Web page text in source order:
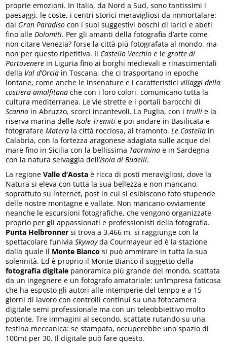
proprie emozioni. In Italia, da Nord a Sud, sono tantissimi i
paesaggi, le coste, i centri storici meravigliosi da immortalare:
dal Gran Paradiso con i suoi suggestivi boschi di larici e abeti
fino alle Dolomiti. Per gli amanti della fotografia d’arte come
non citare Venezia? forse la città più fotografata al mondo, ma
non per questo ripetitiva. Il Castello Vecchio e legrotte di
Portovenere in Liguria fino ai borghi medievali e rinascimentali
della Val d’Orcia in Toscana, che ci trasportano in epoche
lontane, come anche le insenature e i caratteristicivillaggi della
costiera amalfitana che con i loro colori, comunicano tutta la
cultura mediterranea. Le vie strette e i portali barocchi di
Scanno in Abruzzo, scorci incantevoli. La Puglia, con itrulli e la
riserva marina delleIsole Tremiti e poi andare in Basilicata e
fotografareMatera la città rocciosa, al tramonto.Le Castella in
Calabria, con la fortezza aragonese adagiata sulle acque del
mare fino in Sicilia con la bellissima Taormina e in Sardegna
con la natura selvaggia dell’Isola di Budelli.
La regioneValle d’Aosta è ricca di posti meravigliosi, dove la
Natura si eleva con tutta la sua bellezza e non mancano,
soprattuto su internet, post in cui si esibiscono foto stupende
delle nostre montagne e vallate. Non mancano ovviamente
neanche le escursioni fotografiche, che vengono organizzate
proprio per gli appassionati e professionisti della fotografia.
Punta Helbronner si trova a 3.466 m, si raggiunge con la
spettacolare funiviaSkywayda Courmayeur ed è la stazione
dalla quale il Monte Bianco si può ammirare in tutta la sua
solennità. Ed è proprio il Monte Bianco il soggetto della
fotografia digitale panoramica più grande del mondo, scattata
da un ingegnere e un fotografo amatoriale: un’impresa faticosa
che ha esposto gli autori alle intemperie del tempo e a 15
giorni di lavoro con controlli continui su una fotocamera
digitale semi professionale ma con un teleobbiettivo molto
potente. Tre immagini al secondo, scattate rutando su una
testina meccanica: se stampata, occuperebbe uno spazio di
100mt per 30. Il digitale può fare questo.